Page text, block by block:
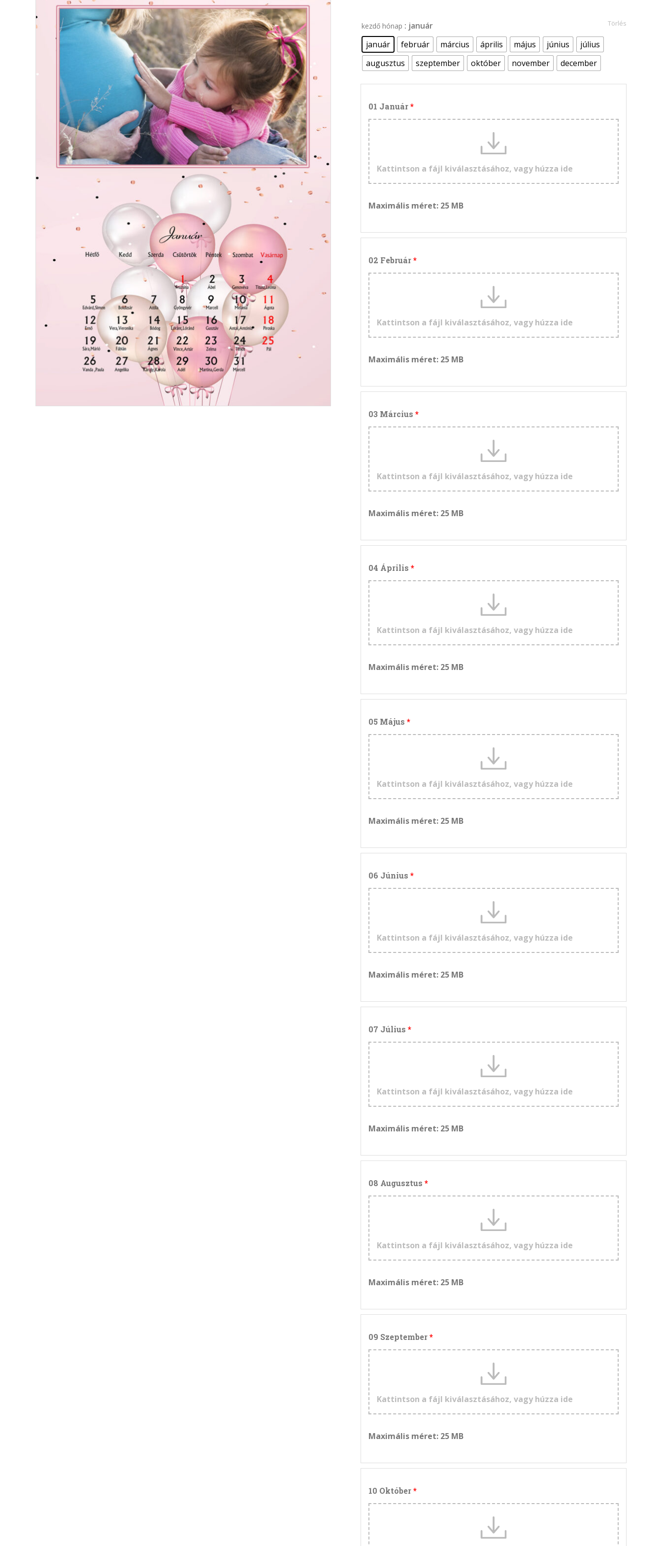
kezdő hónap : január
január
február március április május június
július
augusztus
szeptember október november december
Törlés
01 Január
Kattintson a fájl kiválasztásához, vagy húzza ide
Maximális méret: 25 MB
02 Február
Kattintson a fájl kiválasztásához, vagy húzza ide
Maximális méret: 25 MB
03 Március
Kattintson a fájl kiválasztásához, vagy húzza ide
Maximális méret: 25 MB
04 Április
Kattintson a fájl kiválasztásához, vagy húzza ide
Maximális méret: 25 MB
05 Május
Kattintson a fájl kiválasztásához, vagy húzza ide
Maximális méret: 25 MB
06 Június
Kattintson a fájl kiválasztásához, vagy húzza ide
Maximális méret: 25 MB
07 Július
Kattintson a fájl kiválasztásához, vagy húzza ide
Maximális méret: 25 MB
08 Augusztus
Kattintson a fájl kiválasztásához, vagy húzza ide
Maximális méret: 25 MB
09 Szeptember
Kattintson a fájl kiválasztásához, vagy húzza ide
Maximális méret: 25 MB
10 Október